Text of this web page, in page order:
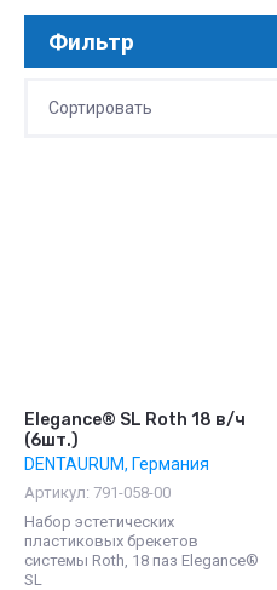
Фильтр
Сортировать
Elegance® SL Roth 18 в/ч
(6шт.)
DENTAURUM, Германия
Артикул: 791-058-00
Набор эстетических
пластиковых брекетов
системы Roth, 18 паз Elegance®
SL